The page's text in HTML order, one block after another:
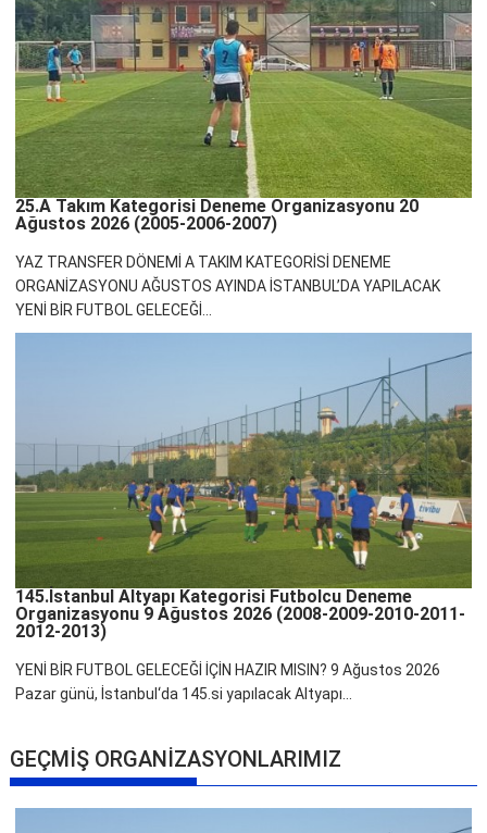
25.A Takım Kategorisi Deneme Organizasyonu 20
Ağustos 2026 (2005-2006-2007)
YAZ TRANSFER DÖNEMİ A TAKIM KATEGORİSİ DENEME
ORGANİZASYONU AĞUSTOS AYINDA İSTANBUL’DA YAPILACAK
YENİ BİR FUTBOL GELECEĞİ...
145.İstanbul Altyapı Kategorisi Futbolcu Deneme
Organizasyonu 9 Ağustos 2026 (2008-2009-2010-2011-
2012-2013)
YENİ BİR FUTBOL GELECEĞİ İÇİN HAZIR MISIN? 9 Ağustos 2026
Pazar günü, İstanbul‘da 145.si yapılacak Altyapı...
GEÇMİŞ ORGANİZASYONLARIMIZ